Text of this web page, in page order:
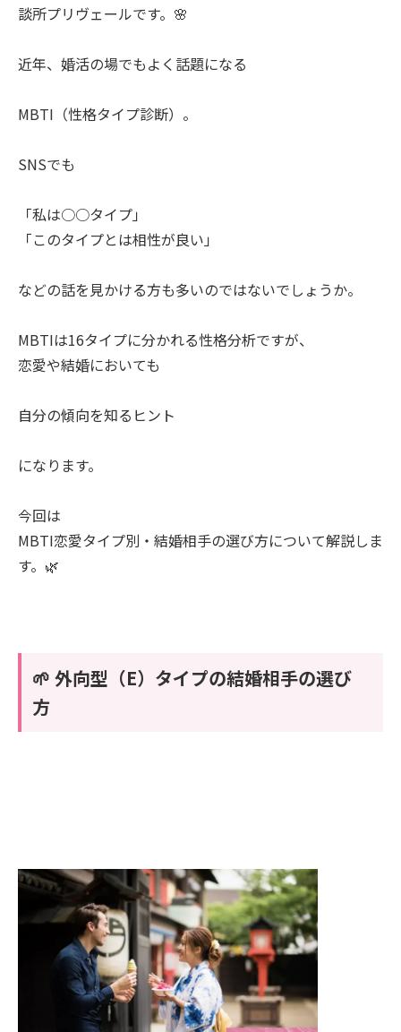
談所プリヴェールです。🌸
近年、婚活の場でもよく話題になる
MBTI（性格タイプ診断）。
SNSでも
「私は○○タイプ」
「このタイプとは相性が良い」
などの話を見かける方も多いのではないでしょうか。
MBTIは16タイプに分かれる性格分析ですが、
恋愛や結婚においても
自分の傾向を知るヒント
になります。
今回は
MBTI恋愛タイプ別・結婚相手の選び方について解説しま
す。🌿
🌱 外向型（E）タイプの結婚相手の選び
方